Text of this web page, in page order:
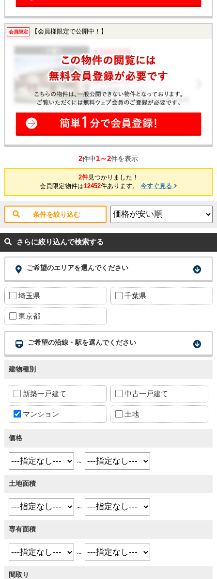
会員限定 【会員様限定で公開中！】
2件中1～2件を表示
2件見つかりました！
会員限定物件は12452件あります。 今すぐ見る
条件を絞り込む
さらに絞り込んで検索する
ご希望のエリアを選んでください
埼玉県 千葉県
東京都
ご希望の沿線・駅を選んでください
建物種別
新築一戸建て 中古一戸建て
マンション 土地
価格
～
土地面積
～
専有面積
～
間取り